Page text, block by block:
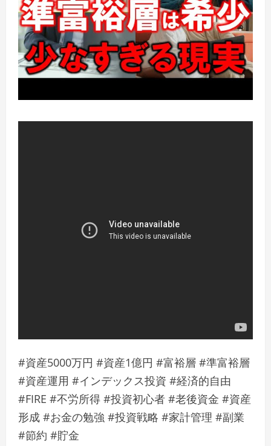
#資産5000万円 #資産1億円 #富裕層 #準富裕層
#資産運用 #インデックス投資 #経済的自由
#FIRE #不労所得 #投資初心者 #老後資金 #資産
形成 #お金の勉強 #投資戦略 #家計管理 #副業
#節約 #貯金